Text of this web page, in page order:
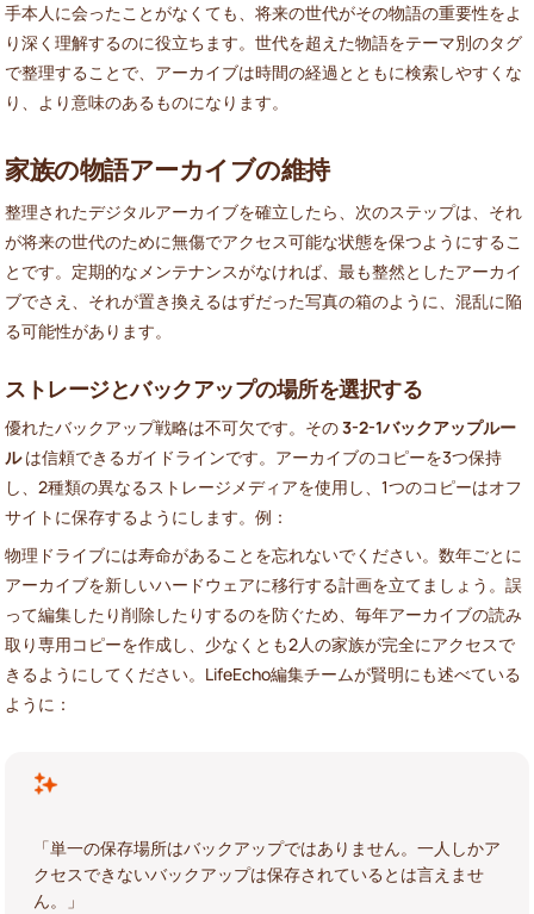
手本人に会ったことがなくても、将来の世代がその物語の重要性をよ
り深く理解するのに役立ちます。世代を超えた物語をテーマ別のタグ
で整理することで、アーカイブは時間の経過とともに検索しやすくな
り、より意味のあるものになります。
家族の物語アーカイブの維持
整理されたデジタルアーカイブを確立したら、次のステップは、それ
が将来の世代のために無傷でアクセス可能な状態を保つようにするこ
とです。定期的なメンテナンスがなければ、最も整然としたアーカイ
ブでさえ、それが置き換えるはずだった写真の箱のように、混乱に陥
る可能性があります。
ストレージとバックアップの場所を選択する
優れたバックアップ戦略は不可欠です。その3-2-1バックアップルー
ルは信頼できるガイドラインです。アーカイブのコピーを3つ保持
し、2種類の異なるストレージメディアを使用し、1つのコピーはオフ
サイトに保存するようにします。例：
物理ドライブには寿命があることを忘れないでください。数年ごとに
アーカイブを新しいハードウェアに移行する計画を立てましょう。誤
って編集したり削除したりするのを防ぐため、毎年アーカイブの読み
取り専用コピーを作成し、少なくとも2人の家族が完全にアクセスで
きるようにしてください。LifeEcho編集チームが賢明にも述べている
ように：
「単一の保存場所はバックアップではありません。一人しかア
クセスできないバックアップは保存されているとは言えませ
ん。」